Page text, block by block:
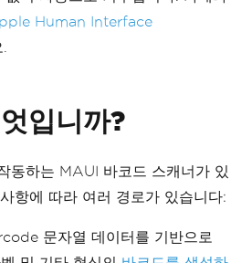
Human Interface
입니까?
동하는 MAUI 바코드 스캐너가 있
항에 따라 여러 경로가 있습니다:
문자열 데이터를 기반으로